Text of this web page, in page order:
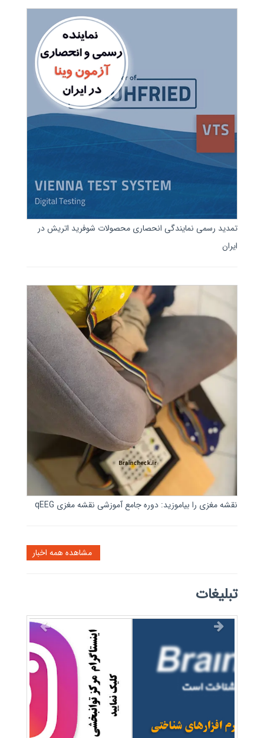
تمدید رسمی نمایندگی انحصاری محصولات شوفرید اتریش در
ایران
نقشه مغزی را بیاموزید: دوره جامع آموزشی نقشه مغزی qEEG
تبلیغات